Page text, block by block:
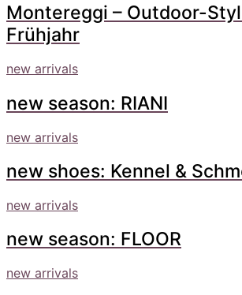
Montereggi – Outdoor-
Frühjahr
new arrivals
new season: RIANI
new arrivals
new shoes: Kennel &
new arrivals
new season: FLOOR
new arrivals